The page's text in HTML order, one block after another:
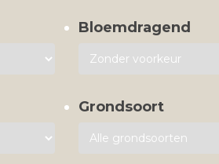
Bloemdragend
Grondsoort